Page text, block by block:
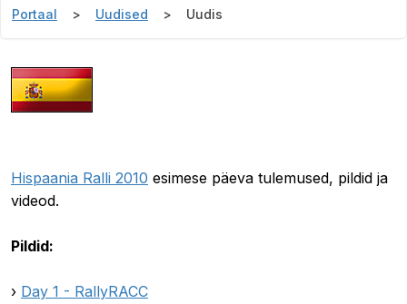
Portaal Uudised Uudis
Hispaania Ralli 2010 esimese päeva tulemused, pildid ja
videod.
Pildid:
› Day 1 - RallyRACC